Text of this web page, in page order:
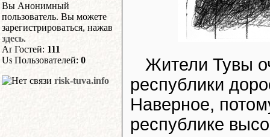
Вы Анонимный
пользователь. Вы можете
зарегистрироваться, нажав
здесь.
Гостей: 111
Пользователей: 0
risk-tuva.info
Жители Тувы
республики
Наверное,
республике